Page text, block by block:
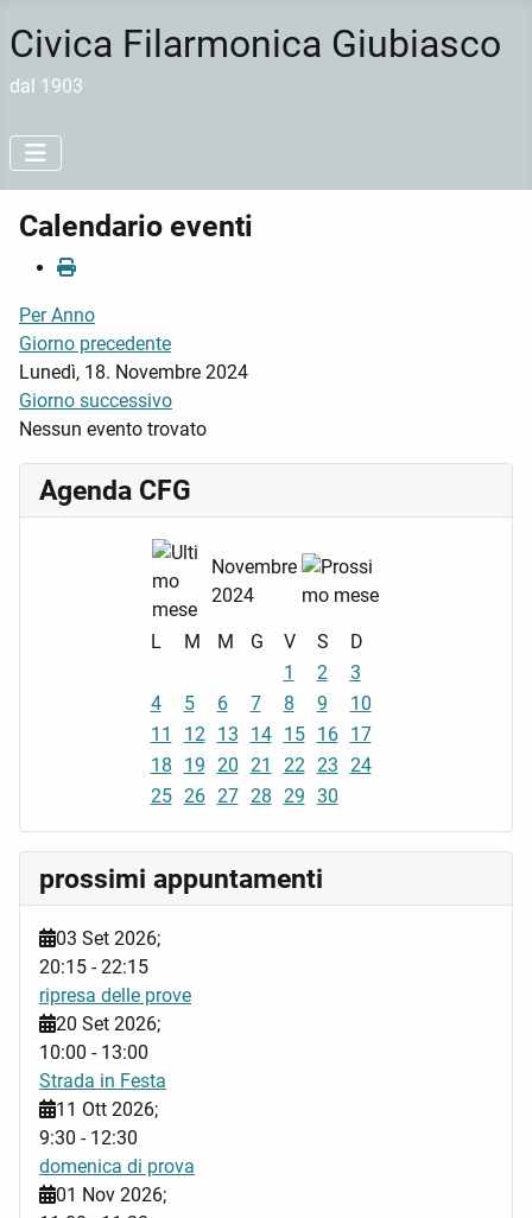
Civica Filarmonica Giubiasco
dal 1903
Calendario eventi
Per Anno
Giorno precedente
Lunedì, 18. Novembre 2024
Giorno successivo
Nessun evento trovato
Agenda CFG
Novembre
2024
L M M G V S
D
1
2
3
4
5 6 7 8 9
10
11
12 13 14 15 16
17
18
19 20 21 22 23 24
25 26 27 28 29 30
prossimi appuntamenti
03 Set 2026;
20:15 -22:15
ripresa delle prove
20 Set 2026;
10:00 - 13:00
Strada in Festa
11 Ott 2026;
9:30 - 12:30
domenica di prova
01 Nov 2026;